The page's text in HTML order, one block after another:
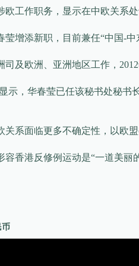
工作职务，显示在中欧关系
莹增添新职，目前兼任“中国-中
及欧洲、亚洲地区工作，
示，华春莹已任该秘书处秘
系面临更多不确定性，以欧
香港反修例运动是“一道美丽